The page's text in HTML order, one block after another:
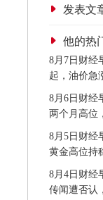
发表文
他的热
8月7日财经
起，油价急
8月6日财经
两个月高位
8月5日财经
黄金高位持
8月4日财经
传闻遭否认